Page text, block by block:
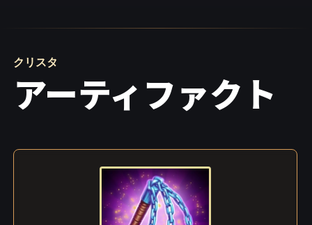
クリスタ
アーティファクト